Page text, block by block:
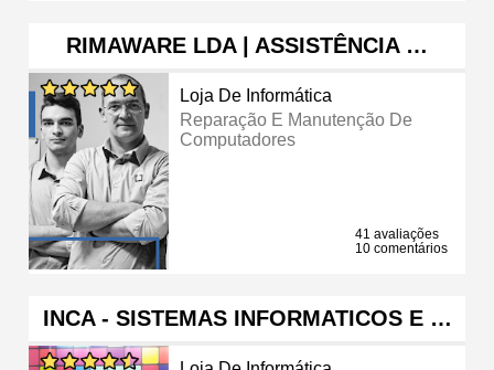
RIMAWARE LDA | ASSISTÊNCIA …
Loja De Informática
Reparação E Manutenção De
Computadores
41 avaliações
10 comentários
INCA - SISTEMAS INFORMATICOS E …